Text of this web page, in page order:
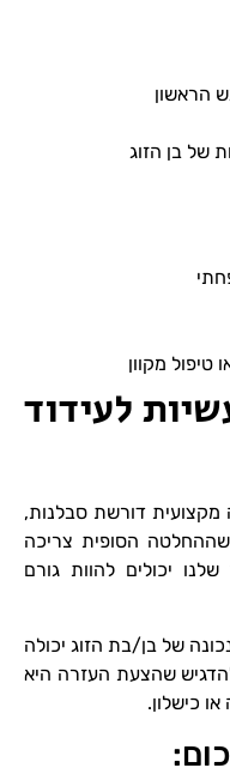
הראשון
של בן הזוג
טיפול מקוון
לעידוד
מקצועית דורשת סבלנות,
הסופית צריכה
יכולים להוות גורם
של בן/בת הזוג יכולה
להדגיש שהצעת העזרה היא
כישלון.